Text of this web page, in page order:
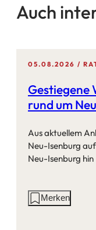
Auch
05.08.2026
Gestiegene
rund um
Aus aktuellem
Neu-Isenburg
Neu-Isenburg hin
AktionenMerken